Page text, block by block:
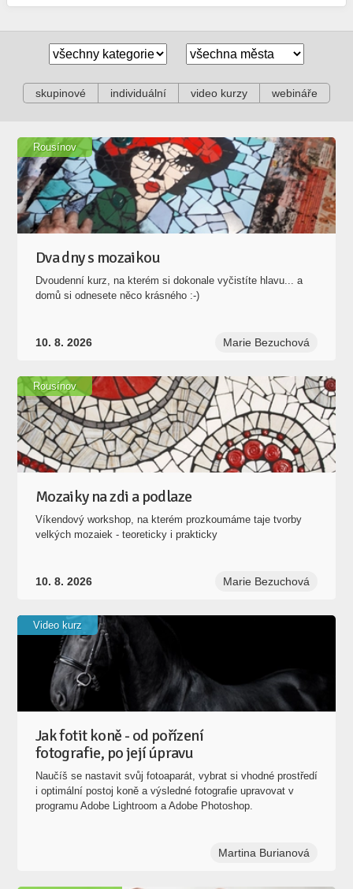
skupinové individuální video kurzy webináře
Dva dny s mozaikou
Dvoudenní kurz, na kterém si dokonale vyčistíte hlavu... a
domů si odnesete něco krásného :-)
10. 8. 2026 Marie Bezuchová
Rousínov
Mozaiky na zdi a podlaze
Víkendový workshop, na kterém prozkoumáme taje tvorby
velkých mozaiek - teoreticky i prakticky
10. 8. 2026 Marie Bezuchová
Rousínov
Jak fotit koně - od pořízení
fotografie, po její úpravu
Naučíš se nastavit svůj fotoaparát, vybrat si vhodné prostředí
i optimální postoj koně a výsledné fotografie upravovat v
programu Adobe Lightroom a Adobe Photoshop.
Martina Burianová
Video kurz